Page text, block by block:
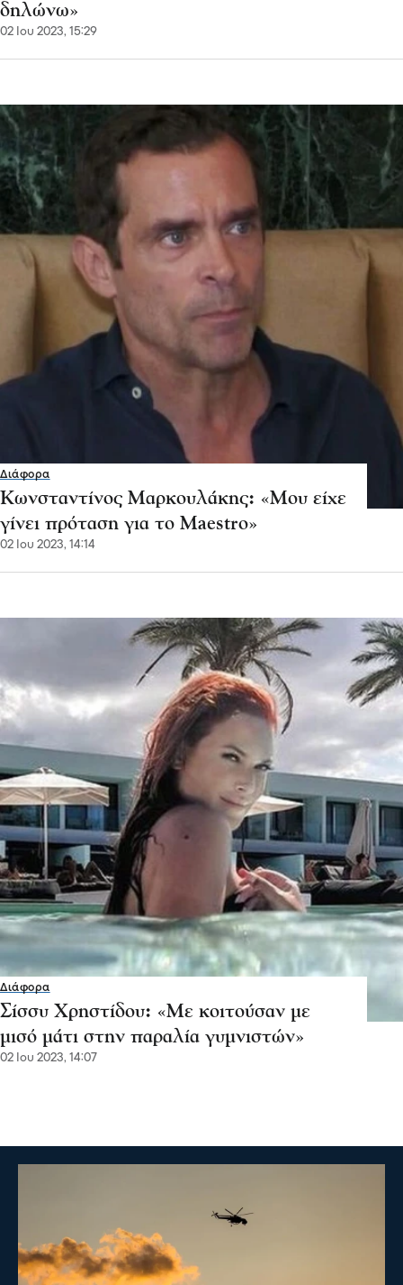
δηλώνω»
02 Ιου 2023, 15:29
Διάφορα
Κωνσταντίνος Μαρκουλάκης: «Μου είχε
γίνει πρόταση για το Maestro»
02 Ιου 2023, 14:14
Διάφορα
Σίσσυ Χρηστίδου: «Με κοιτούσαν με
μισό μάτι στην παραλία γυμνιστών»
02 Ιου 2023, 14:07